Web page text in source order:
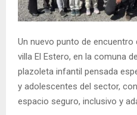
E
N
U
Un nuevo punto de
villa El Estero, en la comuna
plazoleta infantil pensada
y adolescentes del sector,
espacio seguro, inclusivo y